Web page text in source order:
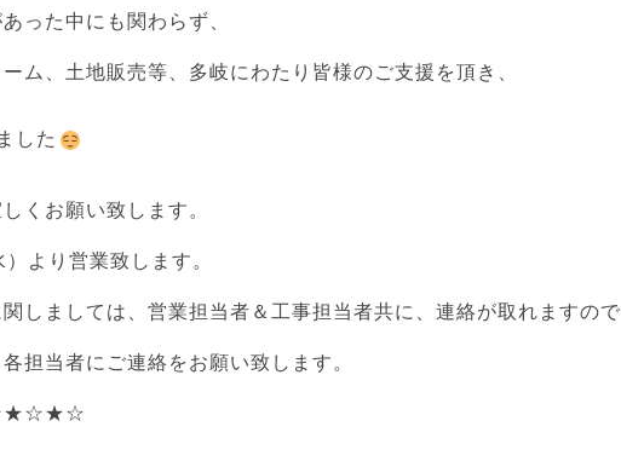
った中にも関わらず、
ム、土地販売等、多岐にわたり皆様のご支援を頂き、
した
くお願い致します。
より営業致します。
しましては、営業担当者＆工事担当者共に、連絡が取れますので
担当者にご連絡をお願い致します。